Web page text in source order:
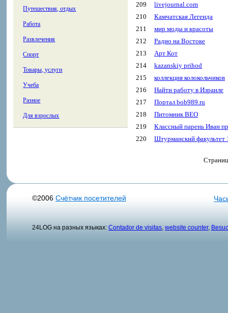
Путешествия, отдых
Работа
Развлечения
Спорт
Товары, услуги
Учеба
Разное
Для взрослых
209
livejournal.com
210
Камчатская Легенда
211
мир моды и красоты
212
Радио на Востоке
213
Арт Кот
214
kazanskiy prihod
215
коллекция колокольчиков
216
Найти работу в Израиле
217
Портал bob989.ru
218
Питомник ВЕО
219
Классный парень Иван
220
Штурманский факультет
©2006 Счётчик посетителей
24LOG на разных языках: Contador de visitas website counter,